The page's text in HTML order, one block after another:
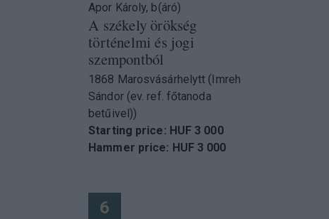
Apor Károly, b(áró)
A székely örökség
történelmi és jogi
szempontból
1868 Marosvásárhelytt (Imreh
Sándor (ev. ref. főtanoda
betűivel))
Starting price: HUF 3 000
Hammer price: HUF 3 000
6